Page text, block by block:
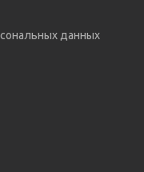
данных